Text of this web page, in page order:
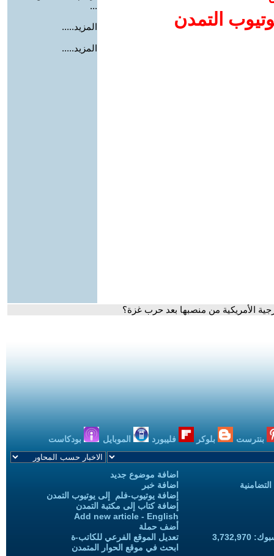
التمدن
...
المزيد.....
المزيد.....
الأمريكية من منصبها بعد حرب غزة؟
بنترست بلوكر فليبورد الموبايل بودكاست
اضافة موضوع جديد
اضافة خبر
إضافة يوتيوب-فلم إلى يوتيوب التمدن
إضافة كتاب إلى مكتبة التمدن
Add new article - English
أضف حملة
تعديل الموقع الفرعي للكاتب-ة
ابحث في موقع الحوار المتمدن